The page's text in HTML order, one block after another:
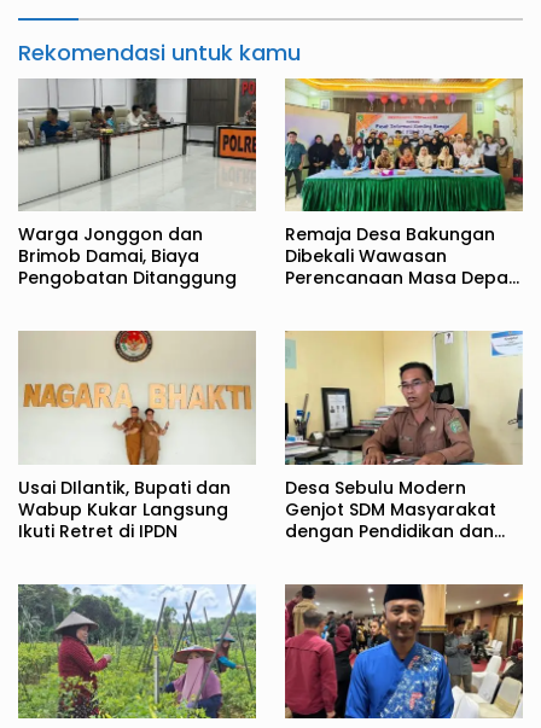
Rekomendasi untuk kamu
Warga Jonggon dan
Brimob Damai, Biaya
Pengobatan Ditanggung
Remaja Desa Bakungan
Dibekali Wawasan
Perencanaan Masa Depan
Usai DIlantik, Bupati dan
Wabup Kukar Langsung
Ikuti Retret di IPDN
Desa Sebulu Modern
Genjot SDM Masyarakat
dengan Pendidikan dan